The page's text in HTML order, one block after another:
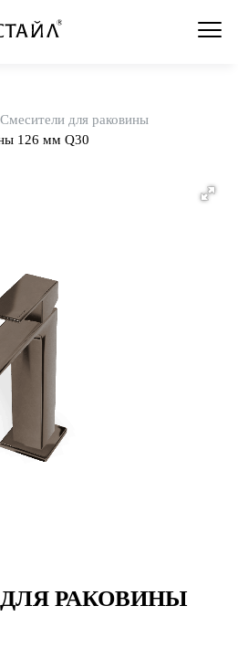
Смесители для раковины
126 мм Q30
РАКОВИНЫ